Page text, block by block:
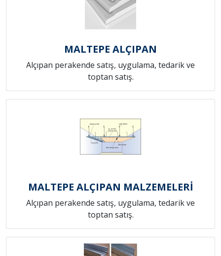
MALTEPE ALÇIPAN
Alçıpan perakende satış, uygulama, tedarik ve
toptan satış.
MALTEPE ALÇIPAN MALZEMELERİ
Alçıpan perakende satış, uygulama, tedarik ve
toptan satış.